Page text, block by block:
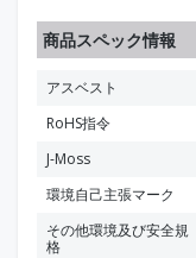
商品スペック情報
アスベスト
RoHS指令
J-Moss
環境自己主張マーク
その他環境及び安全規
格